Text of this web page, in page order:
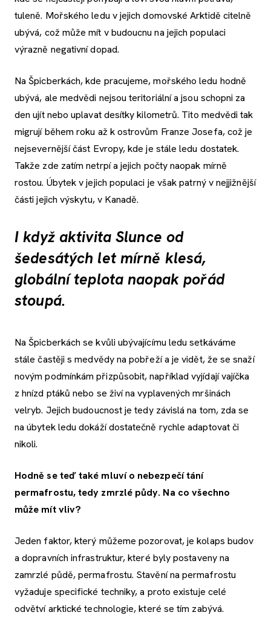
tuleně. Mořského ledu v jejich domovské Arktidě citelně
ubývá, což může mít v budoucnu na jejich populaci
výrazně negativní dopad.
Na Špicberkách, kde pracujeme, mořského ledu hodně
ubývá, ale medvědi nejsou teritoriální a jsou schopni za
den ujít nebo uplavat desítky kilometrů. Tito medvědi tak
migrují během roku až k ostrovům Franze Josefa, což je
nejsevernější část Evropy, kde je stále ledu dostatek.
Takže zde zatím netrpí a jejich počty naopak mírně
rostou. Úbytek v jejich populaci je však patrný v nejjižnější
části jejich výskytu, v Kanadě.
I když aktivita Slunce od
šedesátých let mírně klesá,
globální teplota naopak pořád
stoupá.
Na Špicberkách se kvůli ubývajícímu ledu setkáváme
stále častěji s medvědy na pobřeží a je vidět, že se snaží
novým podmínkám přizpůsobit, například vyjídají vajíčka
z hnízd ptáků nebo se živí na vyplavených mršinách
velryb. Jejich budoucnost je tedy závislá na tom, zda se
na úbytek ledu dokáží dostatečně rychle adaptovat či
nikoli.
Hodně se teď také mluví o nebezpečí tání
permafrostu, tedy zmrzlé půdy. Na co všechno
může mít vliv?
Jeden faktor, který můžeme pozorovat, je kolaps budov
a dopravních infrastruktur, které byly postaveny na
zamrzlé půdě, permafrostu. Stavění na permafrostu
vyžaduje specifické techniky, a proto existuje celé
odvětví arktické technologie, které se tím zabývá.